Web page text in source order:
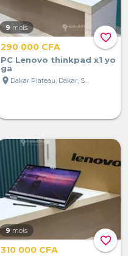
favorite_border
9 mois
290 000 CFA
PC Lenovo thinkpad x1 yo
ga
location_on
Dakar Plateau, Dakar, Sénégal
favorite_border
9 mois
310 000 CFA